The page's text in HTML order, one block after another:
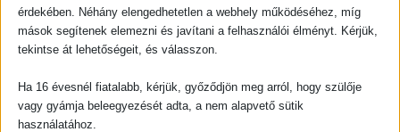
érdekében. Néhány elengedhetetlen a webhely működéséhez, míg
mások segítenek elemezni és javítani a felhasználói élményt. Kérjük,
tekintse át lehetőségeit, és válasszon.
Ha 16 évesnél fiatalabb, kérjük, győződjön meg arról, hogy szülője
vagy gyámja beleegyezését adta, a nem alapvető sütik
használatához.